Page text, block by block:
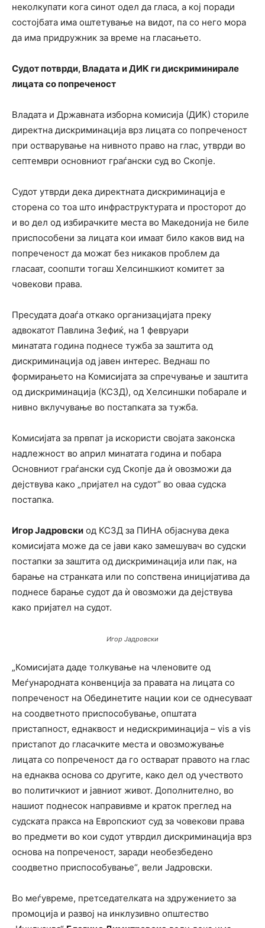
неколкупати кога синот одел да гласа, а кој поради
состојбата има оштетување на видот, па со него мора
да има придружник за време на гласањето.
Судот потврди, Владата и ДИК ги дискриминирале
лицата со попреченост
Владата и Државната изборна комисија (ДИК) сториле
директна дискриминација врз лицата со попреченост
при остварување на нивното право на глас, утврди во
септември основниот граѓански суд во Скопје.
Судот утврди дека директната дискриминација е
сторена со тоа што инфраструктурата и просторот до
и во дел од избирачките места во Македонија не биле
приспособени за лицата кои имаат било каков вид на
попреченост да можат без никаков проблем да
гласаат, соопшти тогаш Хелсиншкиот комитет за
човекови права.
Пресудата доаѓа откако организацијата преку
адвокатот Павлина Зефиќ, на 1 февруари
минатата година поднесе тужба за заштита од
дискриминација од јавен интерес. Веднаш по
формирањето на Комисијата за спречување и заштита
од дискриминација (КСЗД), од Хелсиншки побарале и
нивно вклучување во постапката за тужба.
Комисијата за првпат ја искористи својата законска
надлежност во април минатата година и побара
Основниот граѓански суд Скопје да ѝ овозможи да
дејствува како „пријател на судот“ во оваа судска
постапка.
ИгорЈадровски од КСЗД за ПИНА објаснува дека
комисијата може да се јави како замешувач во судски
постапки за заштита од дискриминација или пак, на
барање на странката или по сопствена иницијатива да
поднесе барање судот да ѝ овозможи да дејствува
како пријател на судот.
Игор Јадровски
„Комисијата даде толкување на членовите од
Меѓународната конвенција за правата на лицата со
попреченост на Обединетите нации кои се однесуваат
на соодветното приспособување, општата
пристапност, еднаквост и недискриминација – vis a vis
пристапот до гласачките места и овозможување
лицата со попреченост да го остварат правото на глас
на еднаква основа со другите, како дел од учеството
во политичкиот и јавниот живот. Дополнително, во
нашиот поднесок направивме и краток преглед на
судската пракса на Европскиот суд за човекови права
во предмети во кои судот утврдил дискриминација врз
основа на попреченост, заради необезбедено
соодветно приспособување“, вели Јадровски.
Во меѓувреме, претседателката на здружението за
промоција и развој на инклузивно општество